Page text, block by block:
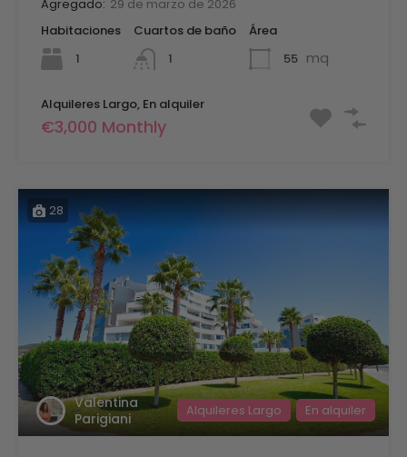
Agregado: 29 de marzo de 2026
Habitaciones
1
Cuartos de baño
1
Área
55 mq
Alquileres Largo, En alquiler
€3,000 Monthly
28
Valentina
Parigiani
Alquileres Largo En alquiler